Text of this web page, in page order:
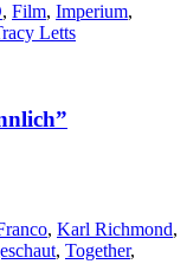
, Film, Imperium,
Letts
, Karl Richmond,
, Together,